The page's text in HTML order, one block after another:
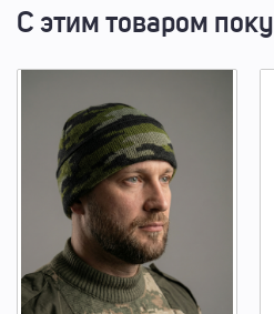
С этим товаром